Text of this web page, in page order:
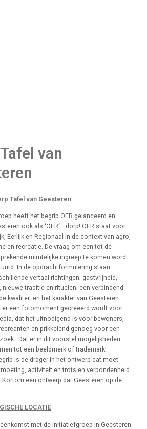
van
Tafel van Geesteren
heeft het begrip OER gelanceerd en
ook als ‘OER‘ –dorp! OER staat voor
Eerlijk en Regionaal in de context van agro,
en recreatie. De vraag om een tot de
ruimtelijke ingreep te komen wordt
In de opdrachtformulering staan
vertaal richtingen; gastvrijheid,
traditie en rituelen; een verbindend
kwaliteit en het karakter van Geesteren.
er een fotomoment gecreëerd wordt voor
dat het uitnodigend is voor bewoners,
en prikkelend genoeg voor een
Dat er in dit voorstel mogelijkheden
tot een beeldmerk of trademark!
is de drager in het ontwerp dat moet
activiteit en trots en verbondenheid
Kortom een ontwerp dat Geesteren op de
LOCATIE
met de initiatiefgroep in Geesteren